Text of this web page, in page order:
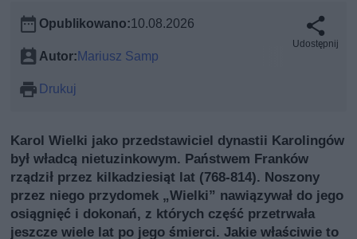
Opublikowano:10.08.2026
Autor:Mariusz Samp
Drukuj
Udostępnij
Karol Wielki jako przedstawiciel dynastii Karolingów
był władcą nietuzinkowym. Państwem Franków
rządził przez kilkadziesiąt lat (768-814). Noszony
przez niego przydomek „Wielki” nawiązywał do jego
osiągnięć i dokonań, z których część przetrwała
jeszcze wiele lat po jego śmierci. Jakie właściwie to